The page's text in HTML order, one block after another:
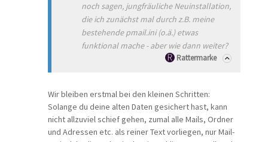
noch sagen, jungfräuliche Neuinstallation,
die ich zunächst mal durch z.B. meine
bestehende pmail.ini (o.ä.) etwas
funktional mache - aber wie dann weiter?
Rattermarke
Wir bleiben erstmal bei den kleinen Schritten:
Solange du deine alten Daten gesichert hast, kann
nicht allzuviel schief gehen, zumal alle Mails, Ordner
und Adressen etc. als reiner Text vorliegen, nur Mail-